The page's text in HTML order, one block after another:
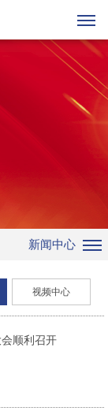
新闻中心
视频中心
顺利召开